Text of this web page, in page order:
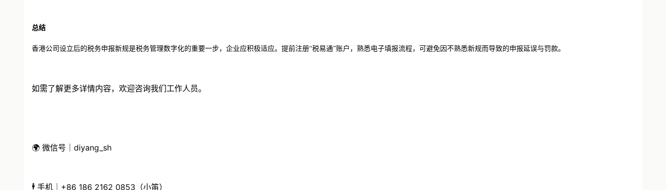
总结
香港公司设立后的税务申报新规是税务管理数字化的重要一步，企业应积极适应。提前注册“税易通”账户，熟悉电子填报流程，可避免因不熟悉新规而导致的申报延误与罚款。
如需了解更多详情内容，欢迎咨询我们工作人员。
🌍 微信号｜diyang_sh
🕴 手机｜+86 186 2162 0853（小笛）